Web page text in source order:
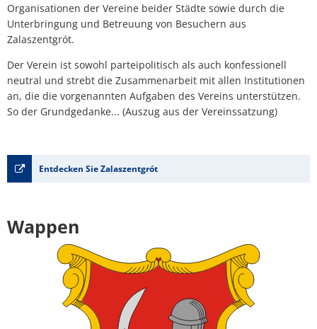
Organisationen der Vereine beider Städte sowie durch die
Unterbringung und Betreuung von Besuchern aus
Zalaszentgrót.
Der Verein ist sowohl parteipolitisch als auch konfessionell
neutral und strebt die Zusammenarbeit mit allen Institutionen
an, die die vorgenannten Aufgaben des Vereins unterstützen.
So der Grundgedanke... (Auszug aus der Vereinssatzung)
Entdecken Sie Zalaszentgrót
Wappen